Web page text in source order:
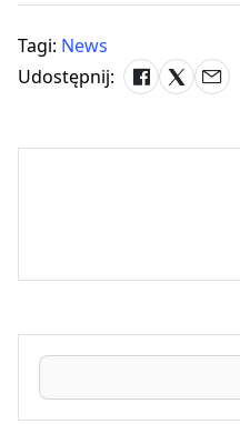
Tagi: News
Udostępnij: